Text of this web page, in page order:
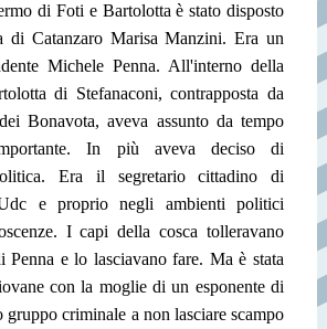
di Foti e Bartolotta è stato disposto
di Catanzaro Marisa Manzini. Era un
Michele Penna. All'interno della
di Stefanaconi, contrapposta da
Bonavota, aveva assunto da tempo
In più aveva deciso di
Era il segretario cittadino di
e proprio negli ambienti politici
I capi della cosca tolleravano
Penna e lo lasciavano fare. Ma è stata
con la moglie di un esponente di
gruppo criminale a non lasciare scampo